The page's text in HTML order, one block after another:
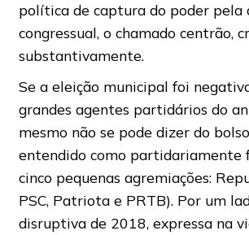
política de captura do poder pela
congressual, o chamado centrão,
substantivamente.
Se a eleição municipal foi
grandes agentes partidários do
mesmo não se pode dizer do
entendido como partidariamente
cinco pequenas agremiações:
PSC, Patriota e PRTB). Por um
disruptiva de 2018, expressa na